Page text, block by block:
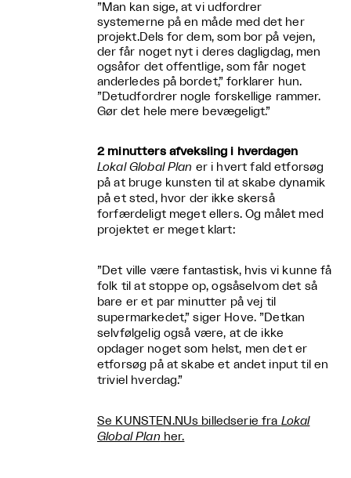
”Man kan sige, at vi udfordrer
systemerne på en måde med det her
projekt.Dels for dem, som bor på vejen,
der får noget nyt i deres dagligdag, men
ogsåfor det offentlige, som får noget
anderledes på bordet,” forklarer hun.
”Detudfordrer nogle forskellige rammer.
Gør det hele mere bevægeligt.”
2 minutters afveksling i hverdagen
Lokal Global Plan er i hvert fald etforsøg
på at bruge kunsten til at skabe dynamik
på et sted, hvor der ikke skerså
forfærdeligt meget ellers. Og målet med
projektet er meget klart:
”Det ville være fantastisk, hvis vi kunne få
folk til at stoppe op, ogsåselvom det så
bare er et par minutter på vej til
supermarkedet,” siger Hove. ”Detkan
selvfølgelig også være, at de ikke
opdager noget som helst, men det er
etforsøg på at skabe et andet input til en
triviel hverdag.”
Se KUNSTEN.NUs billedserie fra Lokal
Global Plan her.